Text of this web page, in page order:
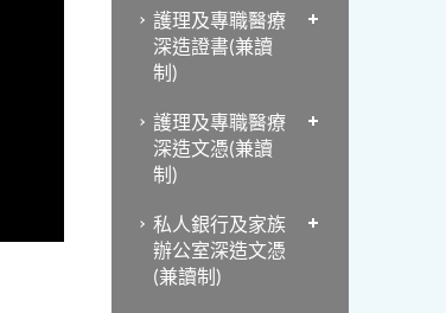
護理及專職醫療
深造證書(兼讀
制)
護理及專職醫療
深造文憑(兼讀
制)
私人銀行及家族
辦公室深造文憑
(兼讀制)